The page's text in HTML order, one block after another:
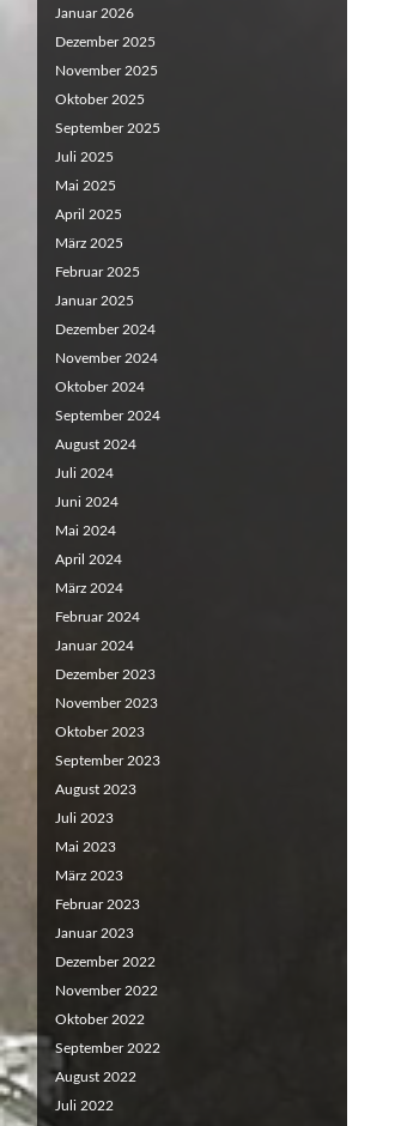
Januar 2026
Dezember 2025
November 2025
Oktober 2025
September 2025
Juli 2025
Mai 2025
April 2025
März 2025
Februar 2025
Januar 2025
Dezember 2024
November 2024
Oktober 2024
September 2024
August 2024
Juli 2024
Juni 2024
Mai 2024
April 2024
März 2024
Februar 2024
Januar 2024
Dezember 2023
November 2023
Oktober 2023
September 2023
August 2023
Juli 2023
Mai 2023
März 2023
Februar 2023
Januar 2023
Dezember 2022
November 2022
Oktober 2022
September 2022
August 2022
Juli 2022